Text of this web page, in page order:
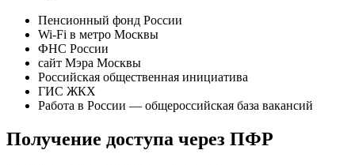
Пенсионный фонд России
Wi-Fi в метро Москвы
ФНС России
сайт Мэра Москвы
Российская общественная инициатива
ГИС ЖКХ
Работа в России — общероссийская база вакансий
Получение доступа через ПФР